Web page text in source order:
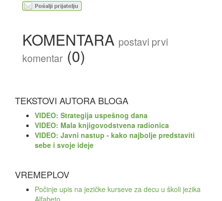
KOMENTARA postavi prvi
komentar (0)
TEKSTOVI AUTORA BLOGA
VIDEO: Strategija uspešnog dana
VIDEO: Mala knjigovodstvena radionica
VIDEO: Javni nastup - kako najbolje predstaviti
sebe i svoje ideje
VREMEPLOV
Počinje upis na jezičke kurseve za decu u školi jezika